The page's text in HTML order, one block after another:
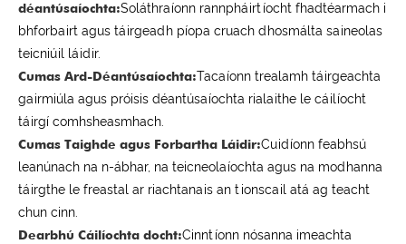
déantúsaíochta:Soláthraíonn rannpháirtíocht fhadtéarmach i
bhforbairt agus táirgeadh píopa cruach dhosmálta saineolas
teicniúil láidir.
Cumas Ard-Déantúsaíochta:Tacaíonn trealamh táirgeachta
gairmiúla agus próisis déantúsaíochta rialaithe le cáilíocht
táirgí comhsheasmhach.
Cumas Taighde agus Forbartha Láidir:Cuidíonn feabhsú
leanúnach na n-ábhar, na teicneolaíochta agus na modhanna
táirgthe le freastal ar riachtanais an tionscail atá ag teacht
chun cinn.
Dearbhú Cáilíochta docht:Cinntíonn nósanna imeachta